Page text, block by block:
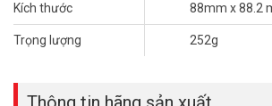
Nhận các thông báo quan trọng
Có quá nhiều hoạt động diễn ra bên trong
Kích thước 88mm x 88.2
Trọng lượng 252g